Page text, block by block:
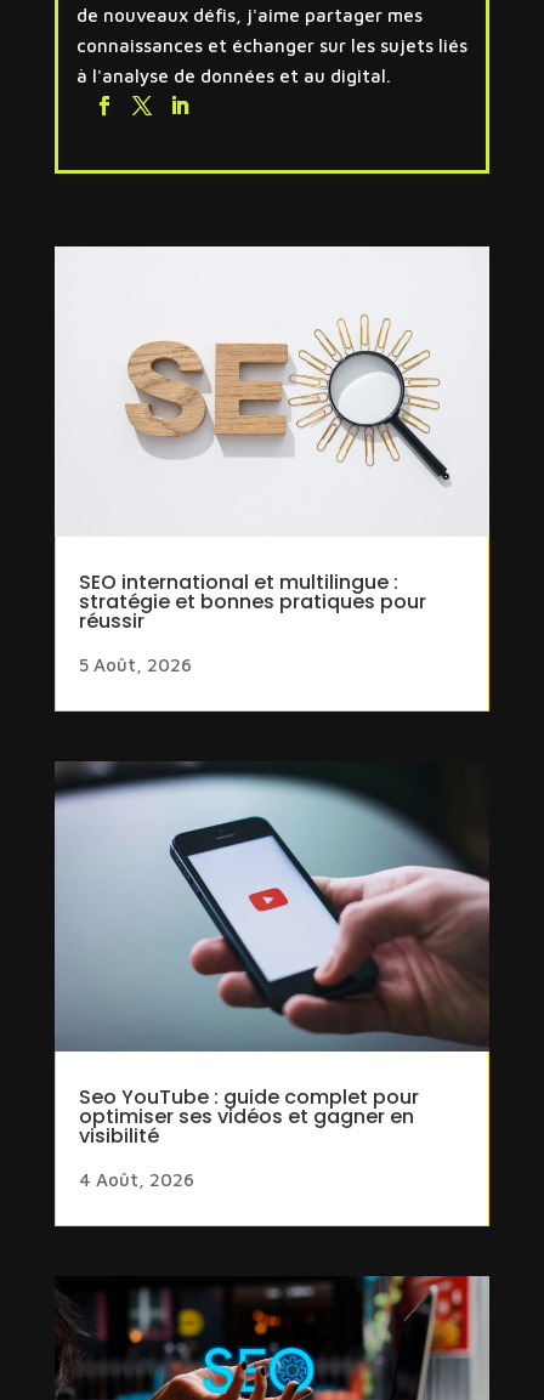
de nouveaux défis, j'aime partager mes
connaissances et échanger sur les sujets liés
à l'analyse de données et au digital.
SEO international et multilingue :
stratégie et bonnes pratiques pour
réussir
5 Août, 2026
Seo YouTube : guide complet pour
optimiser ses vidéos et gagner en
visibilité
4 Août, 2026